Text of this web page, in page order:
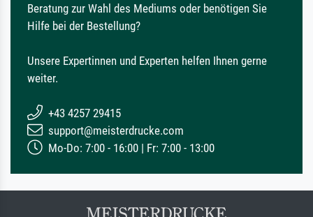
Beratung zur Wahl des Mediums oder benötigen Sie
Hilfe bei der Bestellung?
Unsere Expertinnen und Experten helfen Ihnen gerne
weiter.
+43 4257 29415
support@meisterdrucke.com
Mo-Do: 7:00 - 16:00 | Fr: 7:00 - 13:00